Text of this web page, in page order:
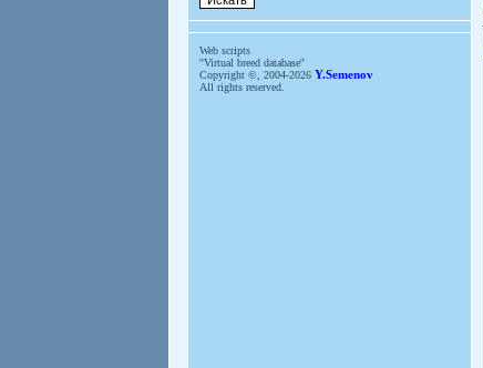
Web scripts
''Virtual breed database''
Copyright ©, 2004-2026 Y.Semenov
All rights reserved.